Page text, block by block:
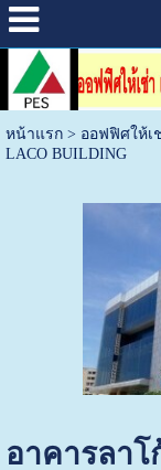
หน้าแรก> ออฟฟิศให้เ
LACO BUILDING
อาคารลา